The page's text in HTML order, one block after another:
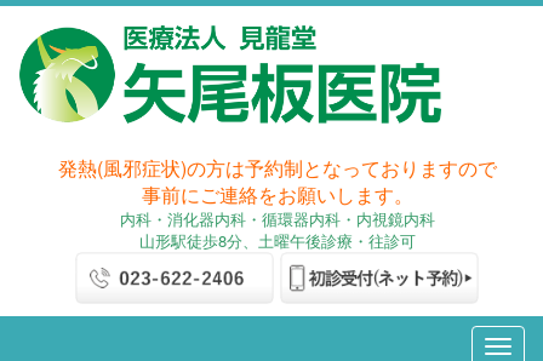
発熱(風邪症状)の方は予約制となっておりますので
事前にご連絡をお願いします。
内科・消化器内科・循環器内科・内視鏡内科
山形駅徒歩8分、土曜午後診療・往診可